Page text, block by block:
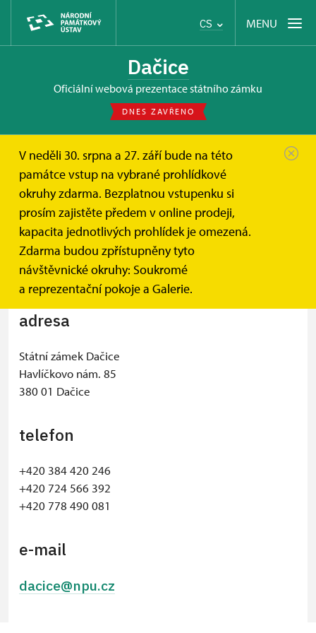
CS MENU
Dačice
oficiální webová prezentace státního zámku
DNES ZAVŘENO
V neděli 30. srpna a 27. září bude na této
památce vstup na vybrané prohlídkové
okruhy zdarma. Bezplatnou vstupenku si
prosím zajistěte předem v online prodeji,
kapacita jednotlivých prohlídek je omezená.
Zdarma budou zpřístupněny tyto
návštěvnické okruhy: Soukromé
a reprezentační pokoje a Galerie.
Dačice Informace pro návštěvníky Kontakt
Kontakt
adresa
Státní zámek Dačice
Havlíčkovo nám. 85
380 01 Dačice
telefon
+420 384 420 246
​+420 724 566 392
+420 778 490 081
e-mail
dacice@npu.cz
−